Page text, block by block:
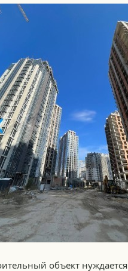
объект